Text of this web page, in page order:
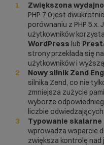
Zwiększona
PHP 7.0 jest
porównaniu z PHP
użytkowników
WordPress lub
strony przekłada się
użytkowników i
Nowy silnik Zend
silnika Zend, co nie
zmniejsza zużycie
wyborze
liczbie odwiedzających.
Typowanie
wprowadza wsparcie
zwiększa kontrolę nad